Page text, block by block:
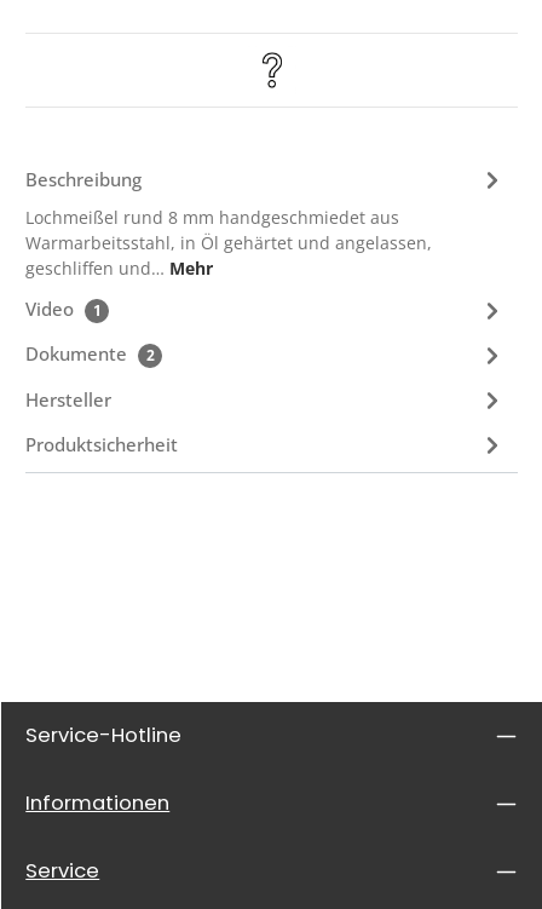
Beschreibung
Lochmeißel rund 8 mm handgeschmiedet aus
Warmarbeitsstahl, in Öl gehärtet und angelassen,
geschliffen und… Mehr
Video 1
Dokumente 2
Hersteller
Produktsicherheit
Service-Hotline
Informationen
Service